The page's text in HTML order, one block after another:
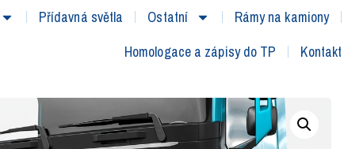
Přídavná světla Ostatní
Rámy na kamiony
Homologace a zápisy do TP
Kontakt